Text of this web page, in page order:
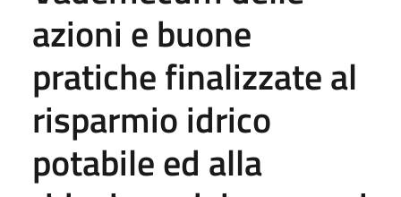
azioni e buone
pratiche finalizzate al
risparmio idrico
potabile ed alla